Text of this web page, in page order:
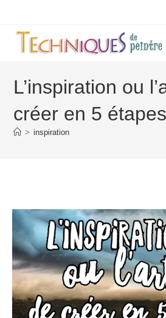
content
L’inspiration ou
créer en 5 étapes
> inspiration